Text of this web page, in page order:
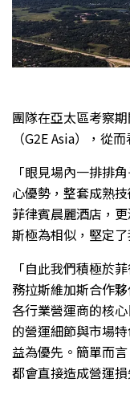
團隊在亞太區考察
（G2E Asia），從
「眼見場內一排排
心優勢，整套成熟
菲律賓晨麗酒店，
斯極為相似，堅定
「自此我們積極於
務拉斯維加斯合作
各行業營運商的核
的營運細節與市場
益為優先。簡單而
都會直接造成營運損